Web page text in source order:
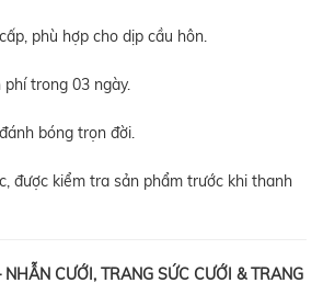
phù hợp cho dịp cầu hôn.
trong 03 ngày.
bóng trọn đời.
được kiểm tra sản phẩm trước khi thanh
NHẪN CƯỚI, TRANG SỨC CƯỚI & TRANG